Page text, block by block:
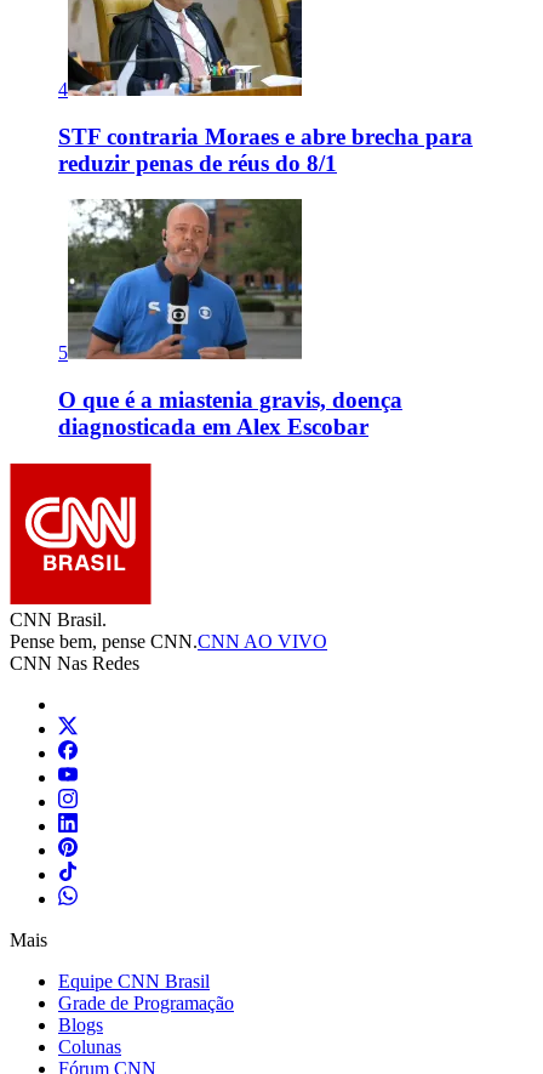
4
STF contraria Moraes e abre brecha para
reduzir penas de réus do 8/1
5
O que é a miastenia gravis, doença
diagnosticada em Alex Escobar
CNN Brasil.
Pense bem, pense CNN.CNN AO VIVO
CNN Nas Redes
Mais
Equipe CNN Brasil
Grade de Programação
Blogs
Colunas
Fórum CNN